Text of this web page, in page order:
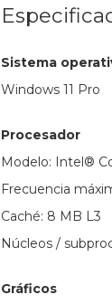
Sistema
Windows 11 Pro
Procesador
Modelo: Intel®
Frecuencia
Caché: 8 MB L3
Núcleos /
Gráficos